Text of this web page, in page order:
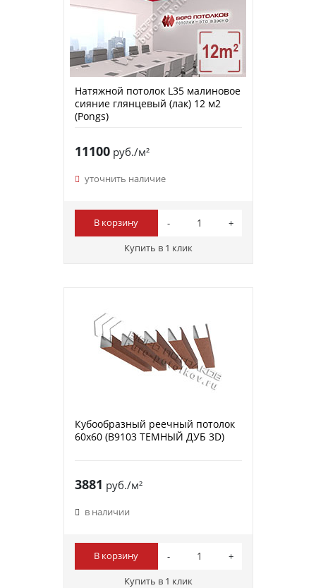
Натяжной потолок L35 малиновое
сияние глянцевый (лак) 12 м2
(Pongs)
11100руб./м²
уточнить наличие
В корзину
Купить в 1 клик
Кубообразный реечный потолок
60х60 (B9103 ТЕМНЫЙ ДУБ 3D)
3881 руб./м²
в наличии
В корзину
Купить в 1 клик